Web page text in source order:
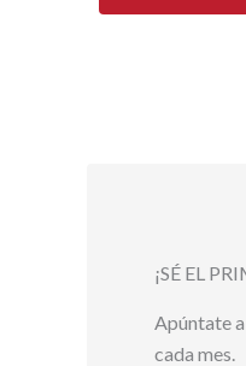
¡SÉ EL
Apúntate
cada mes.